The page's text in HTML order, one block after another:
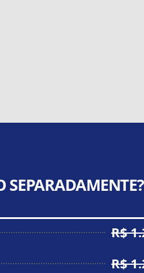
SEPARADAMENTE?
R$
R$